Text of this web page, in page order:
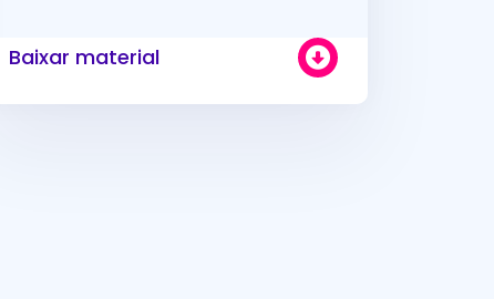
Baixar material